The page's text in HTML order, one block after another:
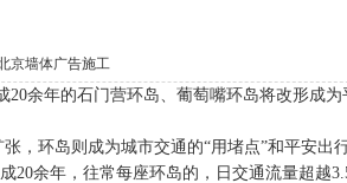
京墙体广告施工
余年的石门营环岛、葡萄嘴环岛将改形成为
环岛则成为城市交通的“用堵点”和平安出
20余年，往常每座环岛的，日交通流量超越